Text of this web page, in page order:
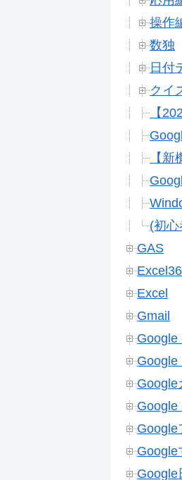
操作
数独
日付
クイ
【
【
(初
GAS
Excel
Gmail
Google
Google
Google
Google
Google
Google
Google